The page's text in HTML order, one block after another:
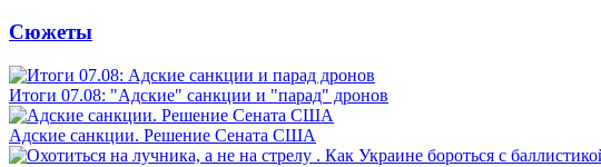
Сюжеты
Итоги 07.08: "Адские" санкции и "парад" дронов
Адские санкции. Решение Сената США